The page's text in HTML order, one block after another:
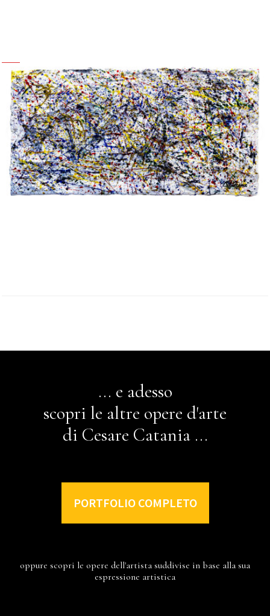
... e adesso
scopri le altre opere d'arte
di Cesare Catania ...
PORTFOLIO COMPLETO
oppure scopri le opere dell'artista suddivise in base alla sua
espressione artistica